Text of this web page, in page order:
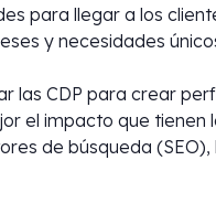
para llegar a los
y necesidades
las CDP para crear
el impacto que tienen
de búsqueda